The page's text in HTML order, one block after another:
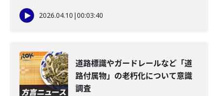
2026.04.10 |00:03:40
道路標識やガードレールなど「道
路付属物」の老朽化について意識
調査